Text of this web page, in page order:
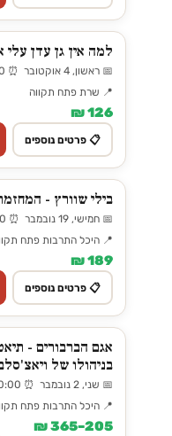
למה אין גן עדן עלי
📅 ראשון, 4 אוקטובר ⏰ 19:30
📍 שרת פתח תקווה
126 ₪
📋 פרטים נוספים
בילי שוורץ -
📅 חמישי, 19 נובמבר ⏰ 20:30
📍 היכל התרבות פתח
189 ₪
📋 פרטים נוספים
אגם הברבורים -
בניהולו של
📅 שני, 2 נובמבר ⏰ 20:00
📍 היכל התרבות פתח
205–365 ₪